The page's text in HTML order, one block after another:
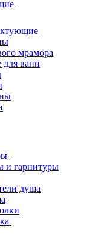
мрамора
ванн
и гарнитуры
душа